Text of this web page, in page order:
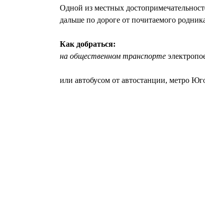
Одной из местных
дальше по дороге от почитаемого
Как добраться:
на общественном транспорте
или автобусом от автостанции, метро